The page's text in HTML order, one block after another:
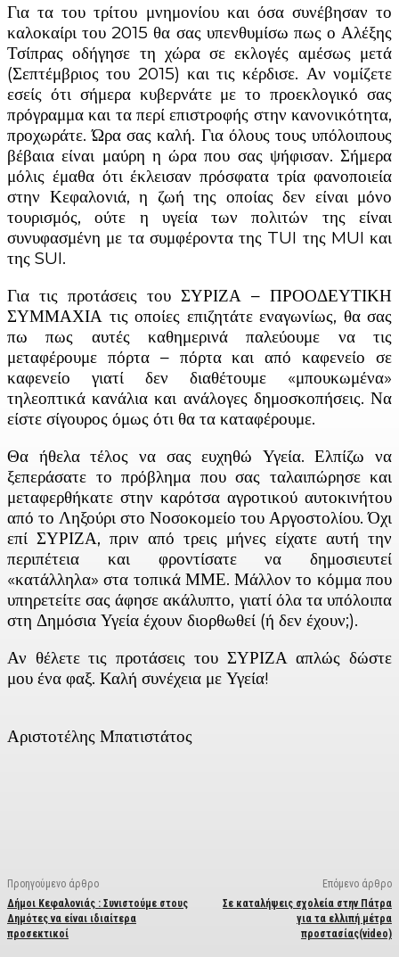
Για τα του τρίτου μνημονίου και όσα συνέβησαν το
καλοκαίρι του 2015 θα σας υπενθυμίσω πως ο Αλέξης
Τσίπρας οδήγησε τη χώρα σε εκλογές αμέσως μετά
(Σεπτέμβριος του 2015) και τις κέρδισε. Αν νομίζετε
εσείς ότι σήμερα κυβερνάτε με το προεκλογικό σας
πρόγραμμα και τα περί επιστροφής στην κανονικότητα,
προχωράτε. Ώρα σας καλή. Για όλους τους υπόλοιπους
βέβαια είναι μαύρη η ώρα που σας ψήφισαν. Σήμερα
μόλις έμαθα ότι έκλεισαν πρόσφατα τρία φανοποιεία
στην Κεφαλονιά, η ζωή της οποίας δεν είναι μόνο
τουρισμός, ούτε η υγεία των πολιτών της είναι
συνυφασμένη με τα συμφέροντα της TUI της MUI και
της SUI.
Για τις προτάσεις του ΣΥΡΙΖΑ – ΠΡΟΟΔΕΥΤΙΚΗ
ΣΥΜΜΑΧΙΑ τις οποίες επιζητάτε εναγωνίως, θα σας
πω πως αυτές καθημερινά παλεύουμε να τις
μεταφέρουμε πόρτα – πόρτα και από καφενείο σε
καφενείο γιατί δεν διαθέτουμε «μπουκωμένα»
τηλεοπτικά κανάλια και ανάλογες δημοσκοπήσεις. Να
είστε σίγουρος όμως ότι θα τα καταφέρουμε.
Θα ήθελα τέλος να σας ευχηθώ Υγεία. Ελπίζω να
ξεπεράσατε το πρόβλημα που σας ταλαιπώρησε και
μεταφερθήκατε στην καρότσα αγροτικού αυτοκινήτου
από το Ληξούρι στο Νοσοκομείο του Αργοστολίου. Όχι
επί ΣΥΡΙΖΑ, πριν από τρεις μήνες είχατε αυτή την
περιπέτεια και φροντίσατε να δημοσιευτεί
«κατάλληλα» στα τοπικά ΜΜΕ. Μάλλον το κόμμα που
υπηρετείτε σας άφησε ακάλυπτο, γιατί όλα τα υπόλοιπα
στη Δημόσια Υγεία έχουν διορθωθεί (ή δεν έχουν;).
Αν θέλετε τις προτάσεις του ΣΥΡΙΖΑ απλώς δώστε
μου ένα φαξ. Καλή συνέχεια με Υγεία!
Αριστοτέλης Μπατιστάτος
Προηγούμενο άρθρο
Δήμοι Κεφαλονιάς : Συνιστούμε στους
Δημότες να είναι ιδιαίτερα
προσεκτικοί
Επόμενο άρθρο
Σε καταλήψεις σχολεία στην Πάτρα
για τα ελλιπή μέτρα
προστασίας(video)